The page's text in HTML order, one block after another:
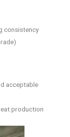
consistency
acceptable
production